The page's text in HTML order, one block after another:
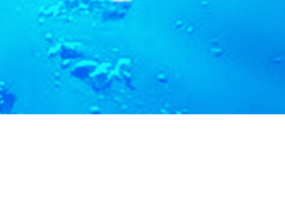
Bienvenue au